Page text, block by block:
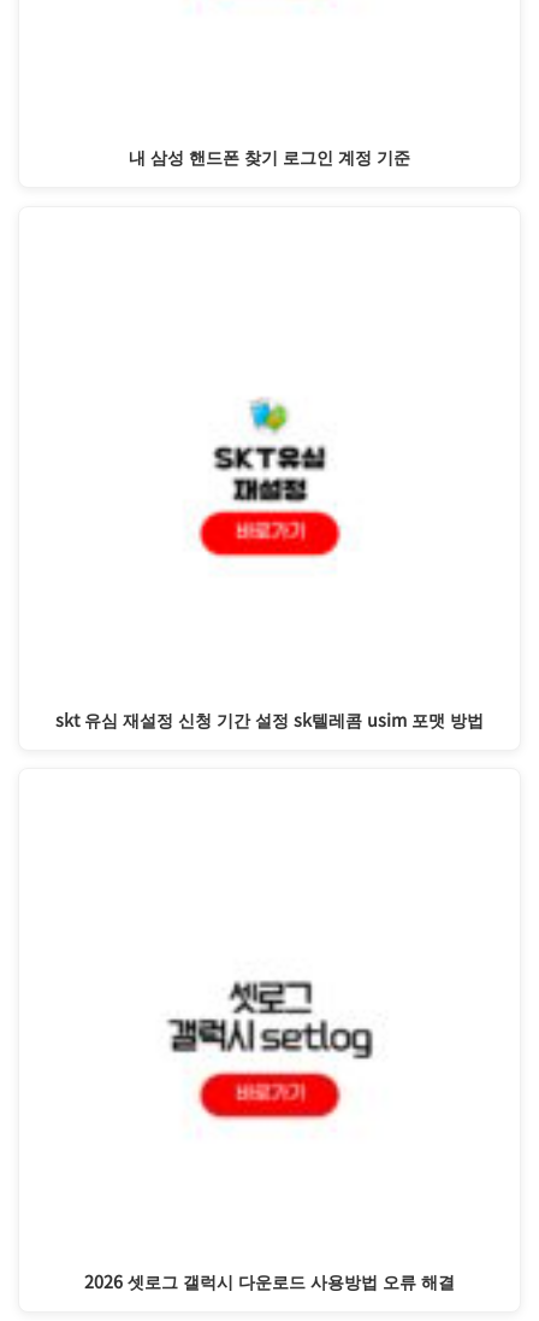
내 삼성 핸드폰 찾기 로그인 계정 기준
skt 유심 재설정 신청 기간 설정 sk텔레콤 usim 포맷 방법
2026 셋로그 갤럭시 다운로드 사용방법 오류 해결